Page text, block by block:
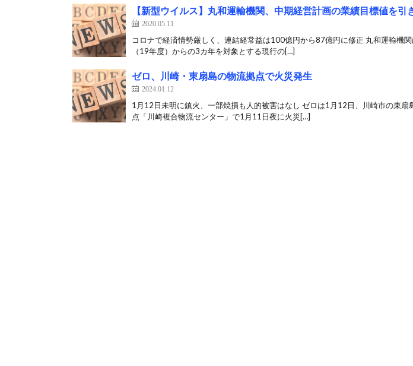
【新型ウイルス】丸和運輸機関、中期経営計画の業績目標値を引
2020.05.11
コロナで経済情勢厳しく、連結経常益は100億円から87億円に修正 丸和運輸機
（19年度）からの3カ年を対象とする現行の[…]
ゼロ、川崎・東扇島の物流拠点で火災発生
2024.01.12
1月12日未明に鎮火、一部焼損も人的被害はなし ゼロは1月12日、川崎市の東扇
点「川崎複合物流センター」で1月11日夜に火災[…]